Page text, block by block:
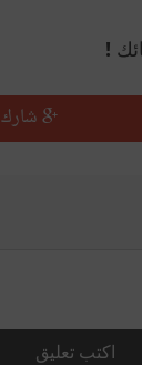
!
شارك
اكتب تعليق